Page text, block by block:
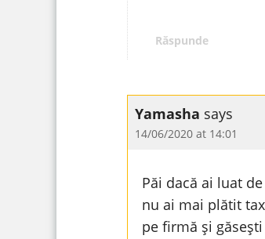
Răspunde
Yamasha says
14/06/2020 at 14:01
Păi dacă ai luat
nu ai mai plătit
pe firmă și